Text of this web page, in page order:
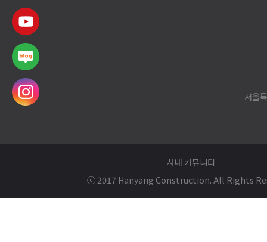
서울
사내 커뮤니티
ⓒ 2017 Hanyang Construction. All Rights